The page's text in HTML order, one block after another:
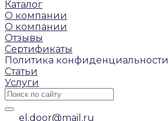
Каталог
О компании
О компании
Отзывы
Сертификаты
Политика конфиденциальности
Статьи
Услуги
el.door@mail.ru